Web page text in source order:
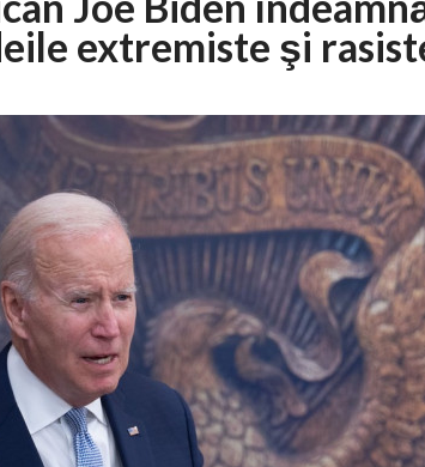
15/07/2026
08/2026
04/08/2026
extremiste şi